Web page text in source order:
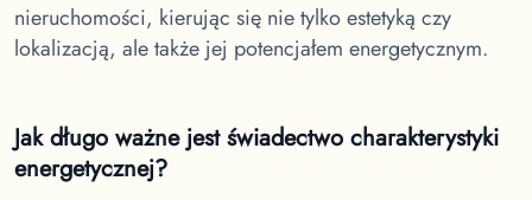
nieruchomości, kierując się nie tylko estetyką czy
lokalizacją, ale także jej potencjałem energetycznym.
Jak długo ważne jest świadectwo charakterystyki
energetycznej?